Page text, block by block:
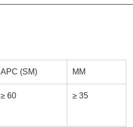
APC (SM) MM
≥ 60 ≥ 35